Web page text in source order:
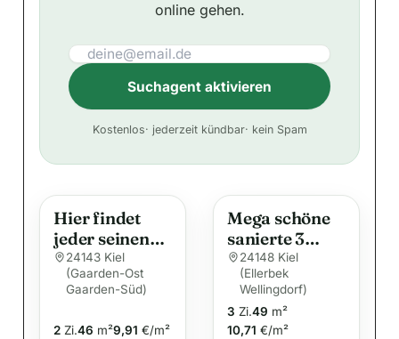
online gehen.
Suchagent aktivieren
t
Kostenlos· jederzeit kündbar· kein Spam
Hier findet
jeder seinen
Platz:
praktische 2-
Zimmer-
Wohnung
24143 Kiel
(Gaarden-Ost
Gaarden-Süd)
2 Zi.46 m²9,91 €/m²
Mega schöne
sanierte 3
Zimmer
Wohnung.
24148 Kiel
(Ellerbek
Wellingdorf)
3 Zi.49 m²
10,71 €/m²